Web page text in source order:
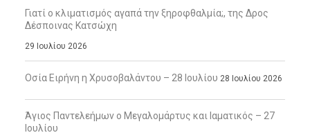
Γιατί ο κλιματισμός αγαπά την ξηροφθαλμία;, της Δρος
Δέσποινας Κατσώχη
29 Ιουλίου 2026
Οσία Ειρήνη η Χρυσοβαλάντου – 28 Ιουλίου 28 Ιουλίου 2026
Άγιος Παντελεήμων ο Μεγαλομάρτυς και Ιαματικός – 27
Ιουλίου